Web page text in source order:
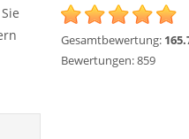
Gesamtbewertung:
Bewertungen:859